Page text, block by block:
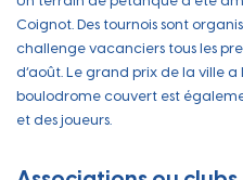
Coignot. Des tournois sont
challenge vacanciers tous les
d’août. Le grand prix de la ville
boulodrome couvert est
et des joueurs.